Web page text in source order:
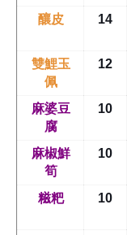
釀皮
14
雙鯉玉
佩
12
麻婆豆
腐
10
麻椒鮮
筍
10
糍粑
10